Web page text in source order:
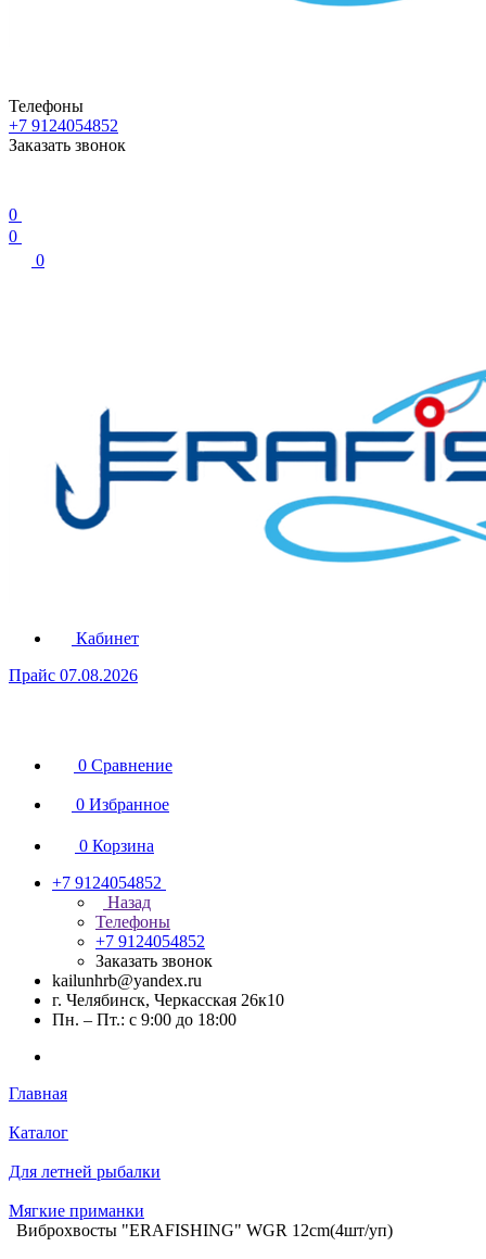
Телефоны
+7 9124054852
Заказать звонок
0
0
0
Кабинет
Прайс 07.08.2026
0 Сравнение
0 Избранное
0 Корзина
+7 9124054852
Назад
Телефоны
+7 9124054852
Заказать звонок
kailunhrb@yandex.ru
г. Челябинск, Черкасская 26к10
Пн. – Пт.: с 9:00 до 18:00
Главная
Каталог
Для летней рыбалки
Мягкие приманки
Виброхвосты "ERAFISHING" WGR 12cm(4шт/уп)